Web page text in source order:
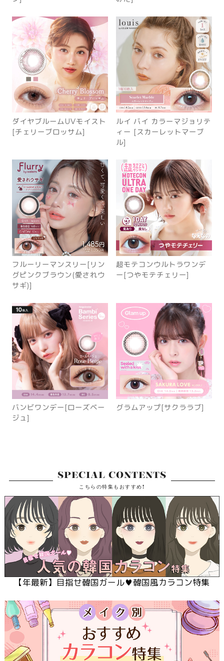
ダイヤブルームUVモイスト
[チェリーブロッサム]
ルイ バイ カラーマジョリテ
ィー [スカーレットマーブ
ル]
フルーリーマンスリー[リン
グピンクブラウン(愛されウ
サギ)]
超モテコンウルトラワンデ
ー[つやモテチェリー]
バンビワンデー[ローズベー
ジュ]
グラムアップ[サクララブ]
SPECIAL CONTENTS
こちらの特集もおすすめ!
【年最新】目指せ韓国ガール♥韓国風カラコン特集